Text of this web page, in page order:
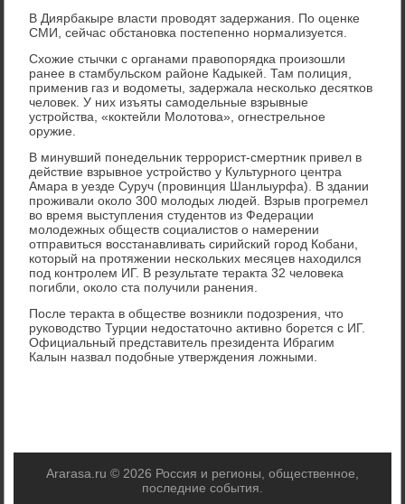
В Диярбакыре власти проводят задержания. По оценке
СМИ, сейчас обстановка постепенно нормализуется.
Схожие стычки с органами правопорядка произошли
ранее в стамбульском районе Кадыкей. Там полиция,
применив газ и водометы, задержала несколько десятков
человек. У них изъяты самодельные взрывные
устройства, «коктейли Молотова», огнестрельное
оружие.
В минувший понедельник террорист-смертник привел в
действие взрывное устройство у Культурного центра
Амара в уезде Суруч (провинция Шанлыурфа). В здании
проживали около 300 молодых людей. Взрыв прогремел
во время выступления студентов из Федерации
молодежных обществ социалистов о намерении
отправиться восстанавливать сирийский город Кобани,
который на протяжении нескольких месяцев находился
под контролем ИГ. В результате теракта 32 человека
погибли, около ста получили ранения.
После теракта в обществе возникли подозрения, что
руководство Турции недостаточно активно борется с ИГ.
Официальный представитель президента Ибрагим
Калын назвал подобные утверждения ложными.
Ararasa.ru © 2026 Россия и регионы, общественное,
последние события.